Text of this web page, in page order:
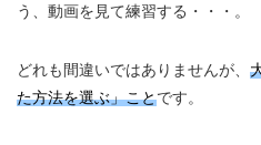
う、動画を見て練習する・・・。
どれも間違いではありませんが、
た方法を選ぶ」ことです。